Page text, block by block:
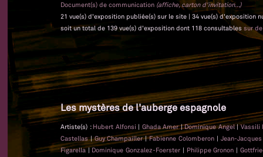
Document(s) de communication (affiche, carton d'invitation...)
21 vue(s) d'exposition publiée(s) sur le site | 34 vue(s) d'exposition
soit un total de 139 vue(s) d'exposition dont 118 consultables sur
Les mystères de l'auberge espagnole
Artiste(s) : Hubert Alfonsi | Ghada Amer|Dominique Angel|Vassili
Castellas|Guy Champailler|Fabienne Colomberon | Jean-
Figarella| Dominique Gonzalez-Foerster | Philippe Gronon |